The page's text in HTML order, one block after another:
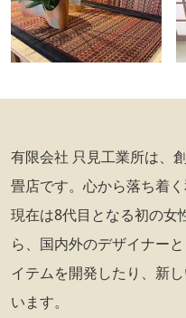
有限会社 只見工業所は、
畳店です。心から落ち着
現在は8代目となる初の女
ら、国内外のデザイナー
イテムを開発したり、新
います。